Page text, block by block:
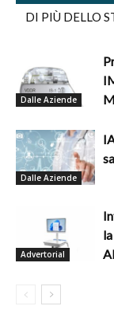
DI PIÙ DELLO
Dalle Aziende
Dalle Aziende
Advertorial